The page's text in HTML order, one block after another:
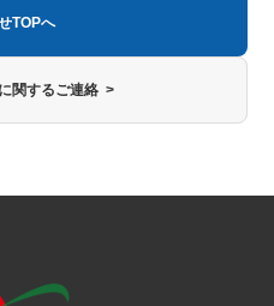
TOPへ
関するご連絡 >